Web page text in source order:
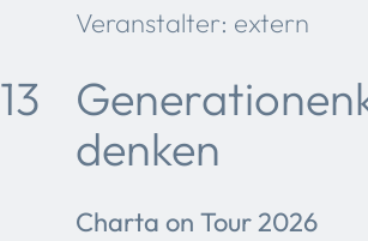
Veranstalter: extern
13
denken
Charta on Tour 2026